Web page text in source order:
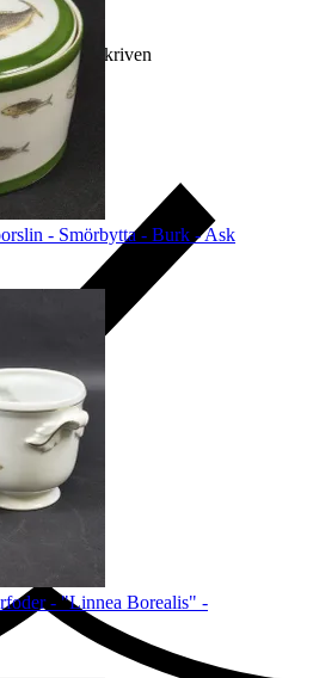
är som beskriven
din vara
- Smörbytta - Burk - Ask
- "Linnea Borealis" -